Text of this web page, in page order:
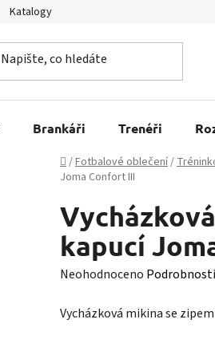
Katalogy
Brankáři Trenéři
Domů
/Fotbalové oblečení/
Joma Confort III
kapucí
Průměrné
produktu
Neohodnoceno
Vycházková mikina se